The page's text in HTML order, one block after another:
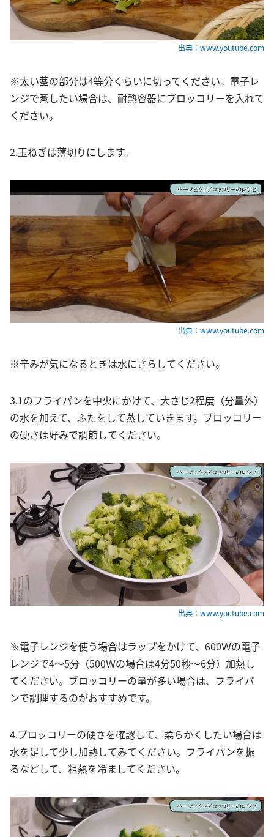
出典：www.youtube.com
※太い茎の部分は4等分くらいに切ってください。電子レ
ンジで蒸したい場合は、耐熱容器にブロッコリーを入れて
ください。
2.玉ねぎは薄切りにします。
出典：www.youtube.com
※辛みが気になるときは水にさらしてください。
3.1のフライパンを中火にかけて、大さじ2程度（分量外）
の水を加えて、ふたをして蒸していきます。ブロッコリー
の硬さは好みで調節してください。
出典：www.youtube.com
※電子レンジを使う場合はラップをかけて、600Ｗの電子
レンジで4～5分（500Ｗの場合は4分50秒～6分）加熱し
てください。ブロッコリーの量が多い場合は、フライパ
ンで調理するのがおすすめです。
4.ブロッコリーの硬さを確認して、柔らかくしたい場合は
水を足して少し加熱してみてください。フライパンを振
るなどして、粗熱を冷ましてください。